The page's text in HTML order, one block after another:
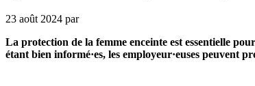
23 août 2024 par
La protection de la femme enceinte est essentielle
étant bien informé·es, les employeur·euses peuvent